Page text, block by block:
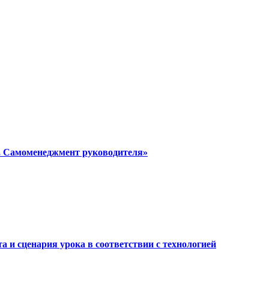
руководителя»
сценария урока в соответствии с технологией